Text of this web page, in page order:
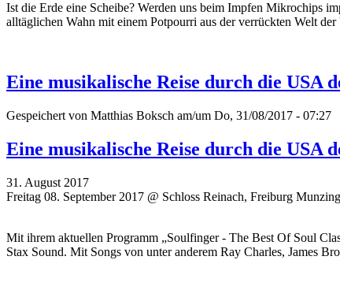
Ist die Erde eine Scheibe? Werden uns beim Impfen Mikrochips
alltäglichen Wahn mit einem Potpourri aus der verrückten Welt
Eine musikalische Reise durch die USA
Gespeichert von Matthias Boksch am/um Do, 31/08/2017 - 07:27
Eine musikalische Reise durch die USA
31. August 2017
Freitag 08. September 2017 @ Schloss Reinach, Freiburg
Mit ihrem aktuellen Programm „Soulfinger - The Best Of Soul
Stax Sound. Mit Songs von unter anderem Ray Charles, James